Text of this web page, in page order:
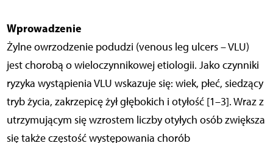
Wprowadzenie
Żylne owrzodzenie podudzi (venous leg ulcers – VLU)
jest chorobą o wieloczynnikowej etiologii. Jako czynniki
ryzyka wystąpienia VLU wskazuje się: wiek, płeć, siedzący
tryb życia, zakrzepicę żył głębokich i otyłość [1–3]. Wraz z
utrzymującym się wzrostem liczby otyłych osób zwiększa
się także częstość występowania chorób